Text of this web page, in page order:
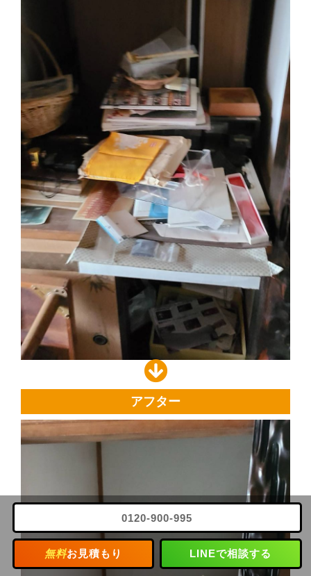
アフター
0120-900-995
無料お見積もり LINEで相談する